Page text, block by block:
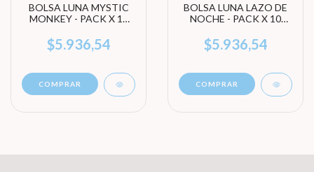
BOLSA LUNA MYSTIC
MONKEY - PACK X 10
TAMAÑO)
$5.936,54
COMPRAR
BOLSA LUNA LAZO DE
NOCHE - PACK X 10
TAMAÑO)
$5.936,54
COMPRAR